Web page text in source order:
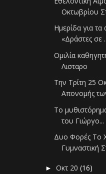
Οκτωβρίου
Ημερίδα για
«Δράστες σε
Ομιλία
Λισταρο
Την Τρίτη 25
Απονομής
Το
του Γιώργο...
Δυο Φορές Το
Γυμναστική
►Οκτ 20(16)